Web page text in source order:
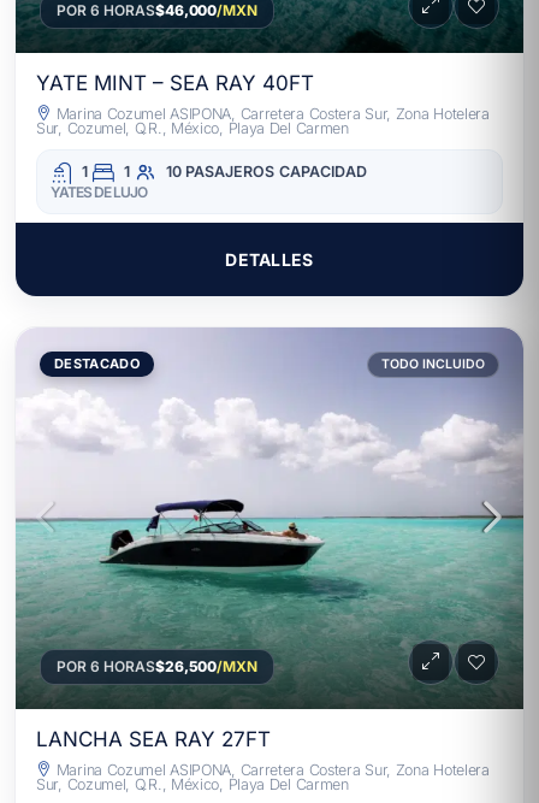
POR 6 HORAS$46,000/MXN
YATE MINT – SEA RAY 40FT
Marina Cozumel ASIPONA, Carretera Costera Sur, Zona Hotelera
Sur, Cozumel, Q.R., México, Playa Del Carmen
1 1 10 PASAJEROS CAPACIDAD
YATES DE LUJO
DETALLES
DESTACADO TODO INCLUIDO
POR 6 HORAS$26,500/MXN
LANCHA SEA RAY 27FT
Marina Cozumel ASIPONA, Carretera Costera Sur, Zona Hotelera
Sur, Cozumel, Q.R., México, Playa Del Carmen